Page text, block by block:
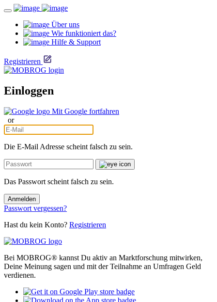
Über uns
Wie funktioniert das?
Hilfe & Support
Registrieren
Einloggen
Mit Google fortfahren
or
Die E-Mail Adresse scheint falsch zu sein.
Das Passwort scheint falsch zu sein.
Anmelden
Passwort vergessen?
Hast du kein Konto? Registrieren
Bei MOBROG® kannst Du aktiv an Marktforschung mitwirken,
Deine Meinung sagen und mit der Teilnahme an Umfragen Geld
verdienen.